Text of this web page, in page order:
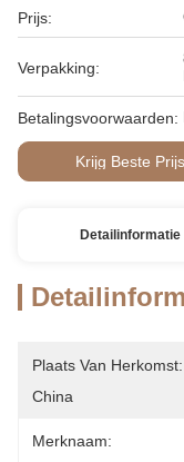
Prijs:
Verpakking:
Betalingsvoorwaarden:
Krijg Beste Prijs
Detailinformatie
Plaats Van Herkomst:
China
Merknaam: